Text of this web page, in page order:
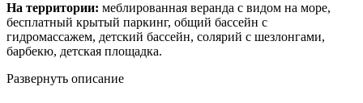
На территории: меблированная веранда с видом на море,
бесплатный крытый паркинг, общий бассейн с
гидромассажем, детский бассейн, солярий с шезлонгами,
барбекю, детская площадка.
Развернуть описание